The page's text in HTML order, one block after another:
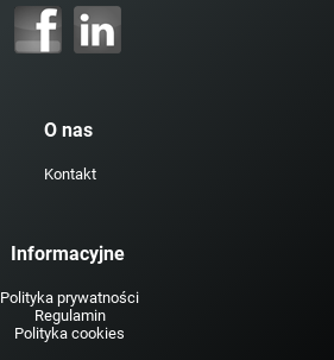
O nas
Kontakt
Informacyjne
Polityka prywatności
Regulamin
Polityka cookies